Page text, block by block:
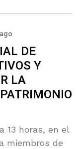
DE
Y
LA
13 horas, en el
de